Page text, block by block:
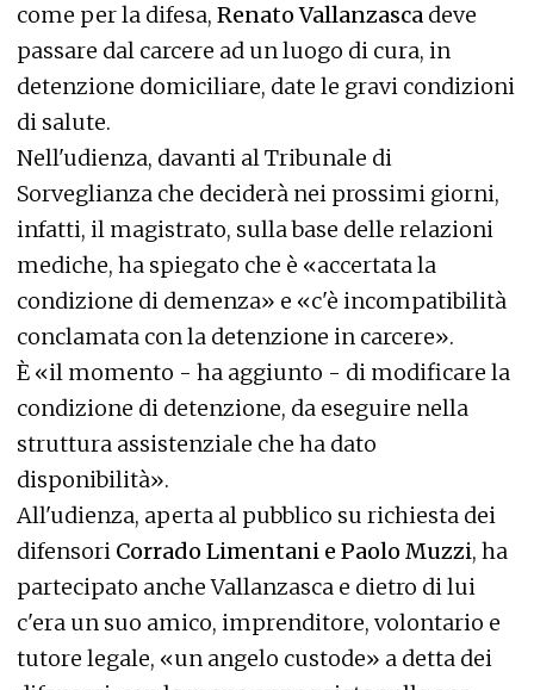
come per la difesa, Renato Vallanzasca deve
passare dal carcere ad un luogo di cura, in
detenzione domiciliare, date le gravi condizioni
di salute.
Nell'udienza, davanti al Tribunale di
Sorveglianza che deciderà nei prossimi giorni,
infatti, il magistrato, sulla base delle relazioni
mediche, ha spiegato che è «accertata la
condizione di demenza» e «c'è incompatibilità
conclamata con la detenzione in carcere».
È «il momento - ha aggiunto - di modificare la
condizione di detenzione, da eseguire nella
struttura assistenziale che ha dato
disponibilità».
All'udienza, aperta al pubblico su richiesta dei
difensori Corrado Limentani e Paolo Muzzi, ha
partecipato anche Vallanzasca e dietro di lui
c'era un suo amico, imprenditore, volontario e
tutore legale, «un angelo custode» a detta dei